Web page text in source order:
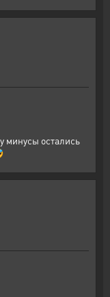
минусы остались